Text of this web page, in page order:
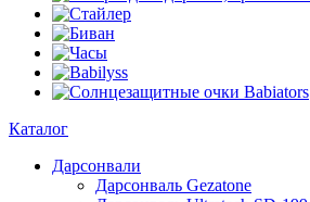
Каталог
Дарсонвали
Дарсонваль Gezatone